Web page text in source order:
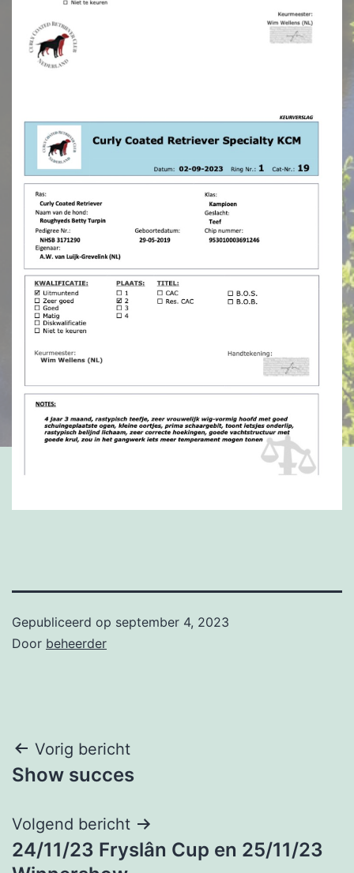
Gepubliceerd op september 4, 2023
Door beheerder
Bericht
navigatie
Vorig bericht
Show succes
Volgend bericht
24/11/23 Fryslân Cup en 25/11/23